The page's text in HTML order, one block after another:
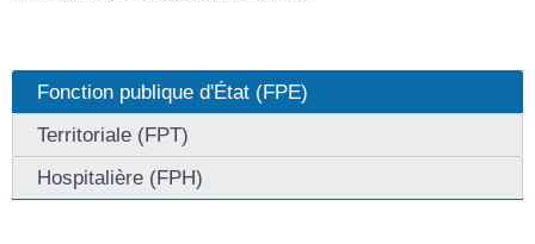
Fonction publique d'État (FPE)
Territoriale (FPT)
Hospitalière (FPH)